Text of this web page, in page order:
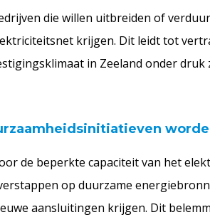
die willen uitbreiden of
krijgen. Dit leidt tot
in Zeeland onder druk
de beperkte capaciteit van het
op duurzame
aansluitingen krijgen. Dit